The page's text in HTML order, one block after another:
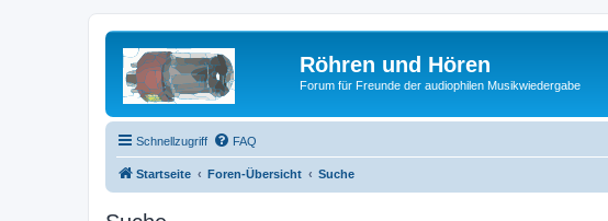
Röhren und Hören
Forum für Freunde der audiophilen Musikwiedergabe
Schnellzugriff FAQ
Startseite Foren-Übersicht Suche